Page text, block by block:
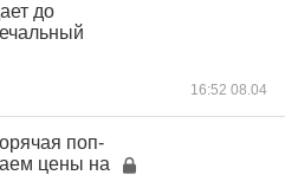
до
16:52 08.04
поп-
цены на